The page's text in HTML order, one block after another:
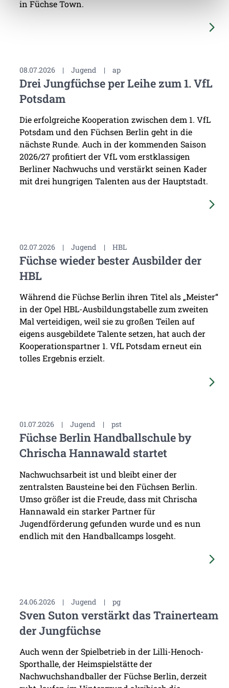
in Füchse Town.
08.07.2026 | Jugend | ap
Drei Jungfüchse per Leihe zum 1. VfL
Potsdam
Die erfolgreiche Kooperation zwischen dem 1. VfL
Potsdam und den Füchsen Berlin geht in die
nächste Runde. Auch in der kommenden Saison
2026/27 profitiert der VfL vom erstklassigen
Berliner Nachwuchs und verstärkt seinen Kader
mit drei hungrigen Talenten aus der Hauptstadt.
02.07.2026 | Jugend | HBL
Füchse wieder bester Ausbilder der
HBL
Während die Füchse Berlin ihren Titel als „Meister“
in der Opel HBL-Ausbildungstabelle zum zweiten
Mal verteidigen, weil sie zu großen Teilen auf
eigens ausgebildete Talente setzen, hat auch der
Kooperationspartner 1. VfL Potsdam erneut ein
tolles Ergebnis erzielt.
01.07.2026 | Jugend | pst
Füchse Berlin Handballschule by
Chrischa Hannawald startet
Nachwuchsarbeit ist und bleibt einer der
zentralsten Bausteine bei den Füchsen Berlin.
Umso größer ist die Freude, dass mit Chrischa
Hannawald ein starker Partner für
Jugendförderung gefunden wurde und es nun
endlich mit den Handballcamps losgeht.
24.06.2026 | Jugend | pg
Sven Suton verstärkt das Trainerteam
der Jungfüchse
Auch wenn der Spielbetrieb in der Lilli-Henoch-
Sporthalle, der Heimspielstätte der
Nachwuchshandballer der Füchse Berlin, derzeit